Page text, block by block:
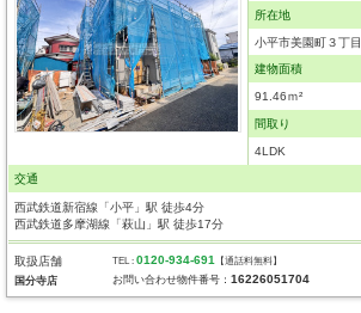
所在地
小平市美園町３丁目
建物面積
91.46ｍ²
間取り
4LDK
交通
西武鉄道新宿線「小平」駅 徒歩4分
西武鉄道多摩湖線「萩山」駅 徒歩17分
取扱店舗
国分寺店
TEL :0120-934-691 【通話料無料】
お問い合わせ物件番号：16226051704